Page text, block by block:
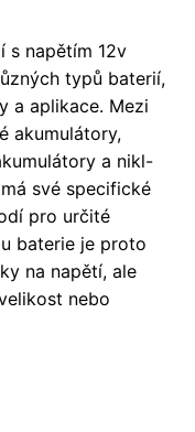
s napětím 12v
typů baterií,
a aplikace. Mezi
akumulátory,
a nikl-
své specifické
pro určité
baterie je proto
na napětí, ale
nebo